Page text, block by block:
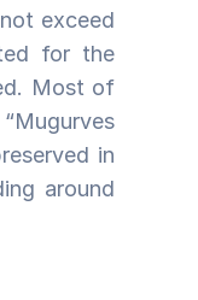
exceed
for the
Most of
in
around